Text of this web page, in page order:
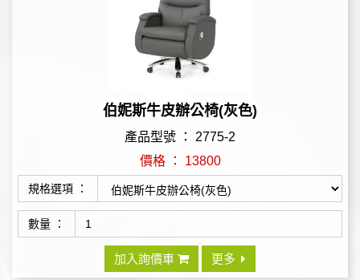
伯妮斯牛皮辦公椅(灰色)
產品型號 ： 2775-2
價格 ： 13800
規格選項 ：
數量 ：
加入詢價車 更多